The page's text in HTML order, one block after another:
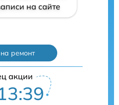
на сайте
ремонт
акции